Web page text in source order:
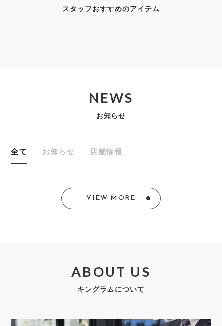
スタッフおすすめのアイテム
NEWS
お知らせ
全て お知らせ 店舗情報
VIEW MORE
ABOUT US
キングラムについて